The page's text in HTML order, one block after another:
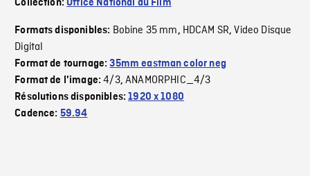
Collection:Office National du Film
Formats disponibles: Bobine 35 mm, HDCAM SR,Video Disque
Digital
Format de tournage:35mm eastman color neg
Format de l'image:4/3,ANAMORPHIC_4/3
Résolutions disponibles:1920 x 1080
Cadence: 59.94